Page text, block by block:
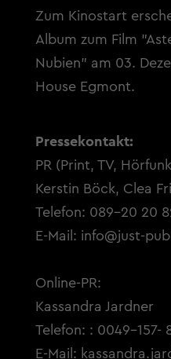
Zum Kinostart
Album zum Film
Nubien" am 03.
House Egmont.
Pressekontakt:
PR (Print, TV,
Kerstin Böck, Clea
Telefon: 089-20 20
E-Mail: info@just-
Online-PR:
Kassandra Jardner
Telefon: : 0049-157-
E-Mail: